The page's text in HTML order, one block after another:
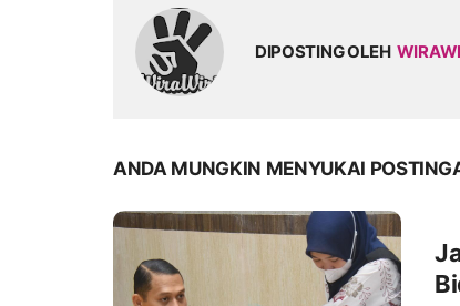
DIPOSTING OLEH
ANDA MUNGKIN MENYUKAI